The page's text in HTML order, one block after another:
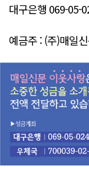
대구은행 069-05-
예금주 : (주)매일